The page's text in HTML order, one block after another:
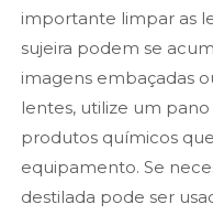
importante limpar as
sujeira podem se
imagens embaçadas
lentes, utilize um
produtos químicos
equipamento. Se
destilada pode ser